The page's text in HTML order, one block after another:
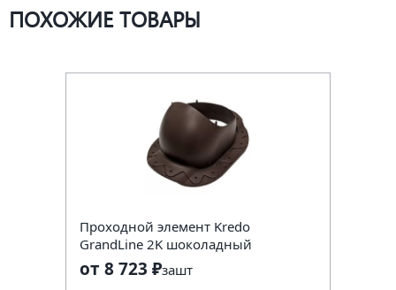
ПОХОЖИЕ ТОВАРЫ
Проходной элемент Kredo
GrandLine 2K шоколадный
от 8 723 ₽зашт